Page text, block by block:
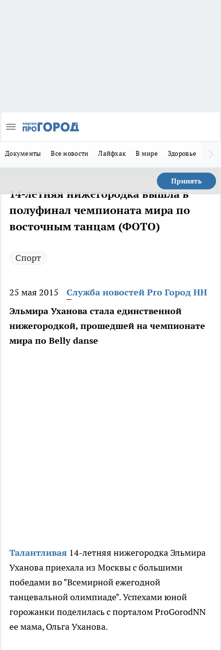
Документы Все новости Лайфхак В мире Здоровье
Принять
14-летняя нижегородка вышла в
полуфинал чемпионата мира по
восточным танцам (ФОТО)
Спорт
25 мая 2015
Служба новостей Pro Город НН
Эльмира Уханова стала единственной
нижегородкой, прошедшей на чемпионате
мира по Belly danse
Талантливая 14-летняя нижегородка Эльмира
Уханова приехала из Москвы с большими
победами во "Всемирной ежегодной
танцевальной олимпиаде". Успехами юной
горожанки поделилась с порталом ProGorodNN
ее мама, Ольга Уханова.